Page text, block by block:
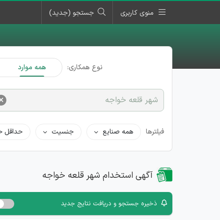
منوی کاربری جستجو (جدید)
نوع همکاری: همه موارد
شهر قلعه خواجه
فیلترها همه صنایع جنسیت حداقل
آگهی استخدام شهر قلعه خواجه
ذخیره جستجو و دریافت نتایج جدید